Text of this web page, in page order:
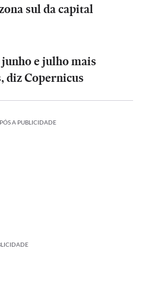
sul da capital
e julho mais
diz Copernicus
A PUBLICIDADE